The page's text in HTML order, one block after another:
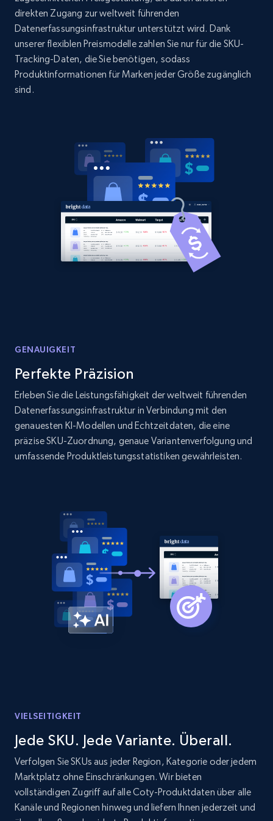
more.
2.1K+ 375+ Jetzt anfangen
Title, Seller name, Brand, Description, Initial
price, Currency, Availability, Reviews count, and
375+ Jetzt anfangen
Amazon products global dataset - Collects
products by best sellers category URL
2.1K+
Amazon products global dataset - Collect
Amazon products by seller URL
Title, Seller name, Brand, Description, Initial
price, Currency, Availability, Reviews count, and
Amazon products global dataset - Collect
products from Brands URLs
Title, Seller name, Brand, Description, Initial
price, Currency, Availability, Reviews count, and
more.
Etsy
URL, Product id, Listing inventory id, Title, Rating,
price, and more.
1.9K+
direkten Zugang zur weltweit führenden
Datenerfassungsinfrastruktur unterstützt wird. Dank
unserer flexiblen Preismodelle zahlen Sie nur für die SKU-
Tracking-Daten, die Sie benötigen, sodass
Produktinformationen für Marken jeder Größe zugänglich
sind.
GENAUIGKEIT
Perfekte Präzision
Erleben Sie die Leistungsfähigkeit der weltweit führenden
Datenerfassungsinfrastruktur in Verbindung mit den
genauesten KI-Modellen und Echtzeitdaten, die eine
präzise SKU-Zuordnung, genaue Variantenverfolgung und
umfassende Produktleistungsstatistiken gewährleisten.
VIELSEITIGKEIT
Jede SKU. Jede Variante. Überall.
Verfolgen Sie SKUs aus jeder Region, Kategorie oder jedem
Marktplatz ohne Einschränkungen. Wir bieten
vollständigen Zugriff auf alle Coty-Produktdaten über alle
Kanäle und Regionen hinweg und liefern Ihnen jederzeit und